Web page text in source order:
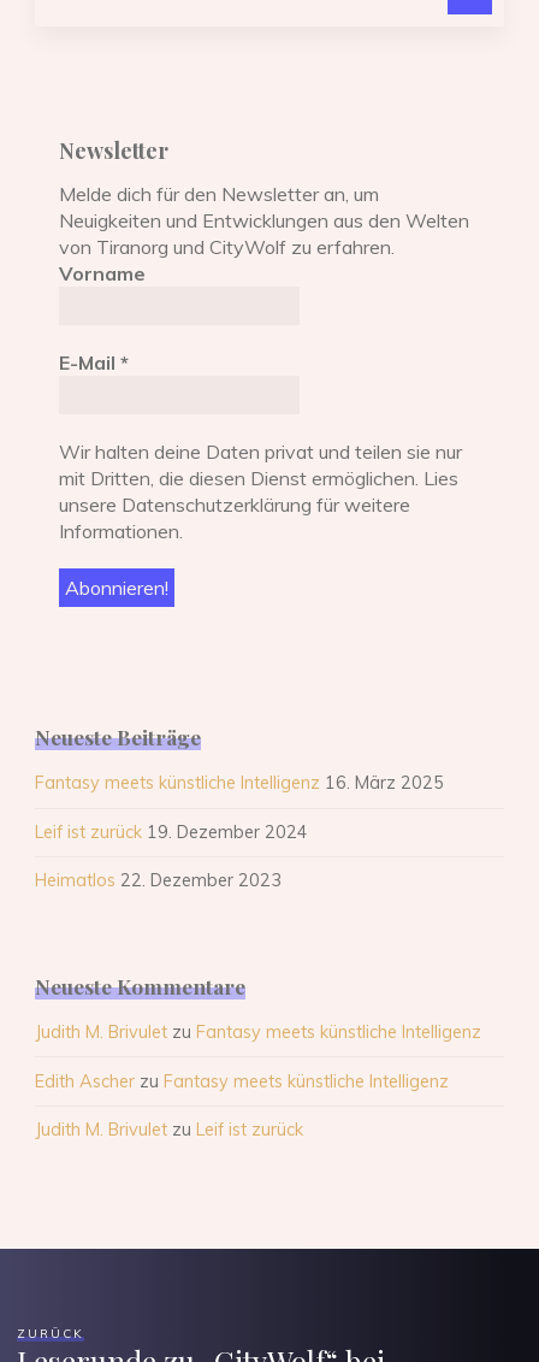
Newsletter
Melde dich für den Newsletter an, um
Neuigkeiten und Entwicklungen aus den Welten
von Tiranorg und CityWolf zu erfahren.
Vorname
E-Mail *
Wir halten deine Daten privat und teilen sie nur
mit Dritten, die diesen Dienst ermöglichen. Lies
unsere Datenschutzerklärung für weitere
Informationen.
Neueste Beiträge
Fantasy meets künstliche Intelligenz 16. März 2025
Leif ist zurück 19. Dezember 2024
Heimatlos 22. Dezember 2023
Neueste Kommentare
Judith M. Brivuletzu Fantasy meets künstliche Intelligenz
Edith Ascherzu Fantasy meets künstliche Intelligenz
Judith M. Brivuletzu Leif ist zurück
ZURÜCK